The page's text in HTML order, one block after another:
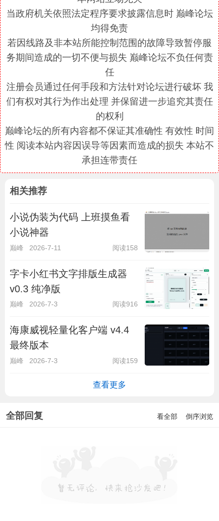
当政府机关依照法定程序要求披露信息时 巅峰论坛
均得免责
若因线路及非本站所能控制范围的故障导致暂停服
务期间造成的一切不便与损失 巅峰论坛不负任何责
任
注册会员通过任何手段和方法针对论坛进行破坏 我
们有权对其行为作出处理 并保留进一步追究其责任
的权利
巅峰论坛的所有内容都不保证其准确性 有效性 时间
性 阅读本站内容因误导等因素而造成的损失 本站不
承担连带责任
相关推荐
小说伪装为代码 上班摸鱼看
小说神器
巅峰 2026-7-11 阅读158
字卡小红书文字排版生成器
v0.3 纯净版
巅峰 2026-7-3 阅读916
海康威视轻量化客户端 v4.4
最终版本
巅峰 2026-7-3 阅读159
查看更多
全部回复 看全部 倒序浏览